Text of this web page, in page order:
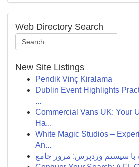
Web Directory Search
New Site Listings
Pendik Vinç Kiralama
Dublin Event Highlights
...
Commercial Vans UK: Your
Ha...
White Magic Studios –
An...
با سیستم وردپرس: مرور جامع